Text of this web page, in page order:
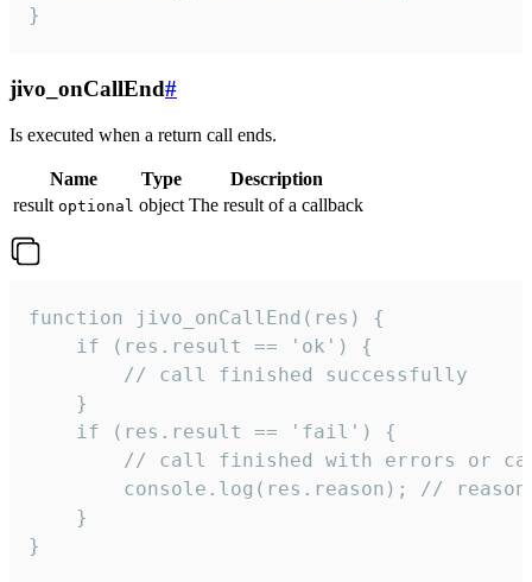
}
jivo_onCallEnd#
Is executed when a return call ends.
Name Type
Description
result optional object The result of a callback
function jivo_onCallEnd(res) {
    if (res.result == 'ok') {
        // call finished successfully
    }
    if (res.result == 'fail') {
// call finished with errors or
console.log(res.reason); //
    }
}